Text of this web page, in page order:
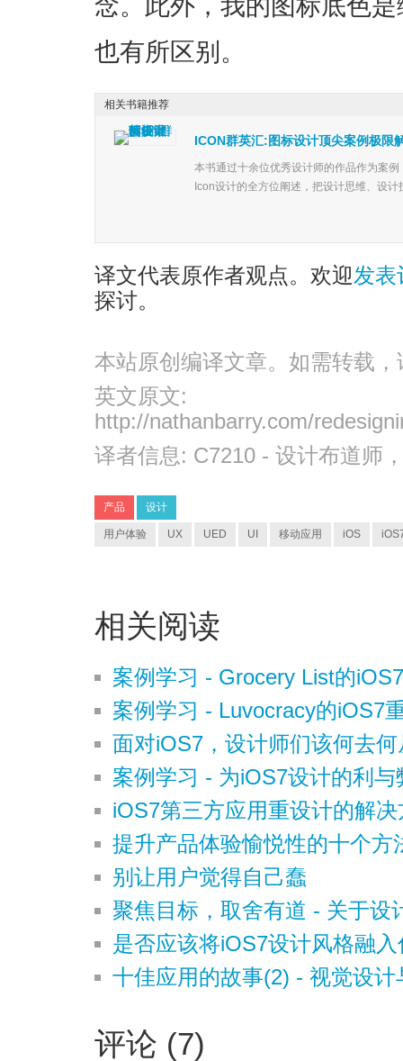
也有所区别 。
ICON群英汇:图标设计顶尖案例极限
本书通过十余位优秀设计师的作品作为案
Icon设计的全方位阐述，把设计思维、设
相关书籍推荐
译文代表原作者观点。欢迎发表
探讨。
本站原创编译文章。如需转载
英文原文:
http://nathanbarry.com/
译者信息: C7210 - 设计布道师
产品 设计
用户体验 UX UED UI 移动应用 iOS
相关阅读
案例学习 - Grocery List的
案例学习 - Luvocracy的iOS7
面对iOS7，设计师们该何去何
案例学习 - 为iOS7设计的利与
iOS7第三方应用重设计的解
提升产品体验愉悦性的十个方
别让用户觉得自己蠢
聚焦目标，取舍有道 - 关于设
是否应该将iOS7设计风格融
十佳应用的故事(2) - 视觉设计
评论 (7)